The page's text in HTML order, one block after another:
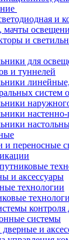
и
и
для
и туннелей
систем
и переносные
и аксессуары
технологии
контроля
системы
и